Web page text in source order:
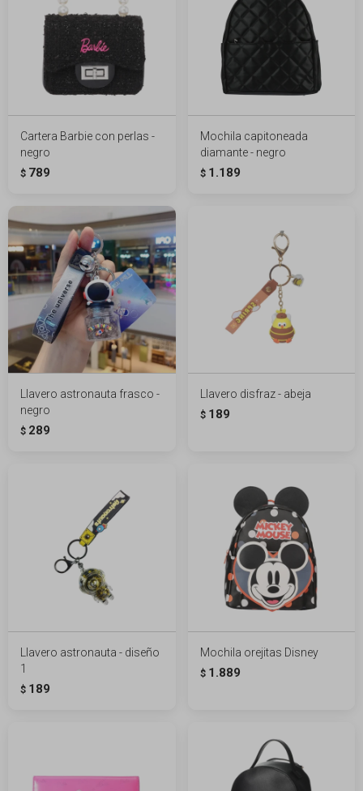
Cartera Barbie con perlas -
negro
$ 789
Mochila capitoneada
diamante - negro
$ 1.189
Llavero astronauta frasco -
negro
$ 289
Llavero disfraz - abeja
$ 189
Llavero astronauta - diseño
1
$ 189
Mochila orejitas Disney
$ 1.889